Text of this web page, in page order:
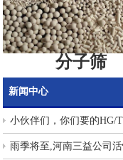
分子筛
新闻中心
小伙伴们，你们要的HG/
雨季将至,河南三益公司